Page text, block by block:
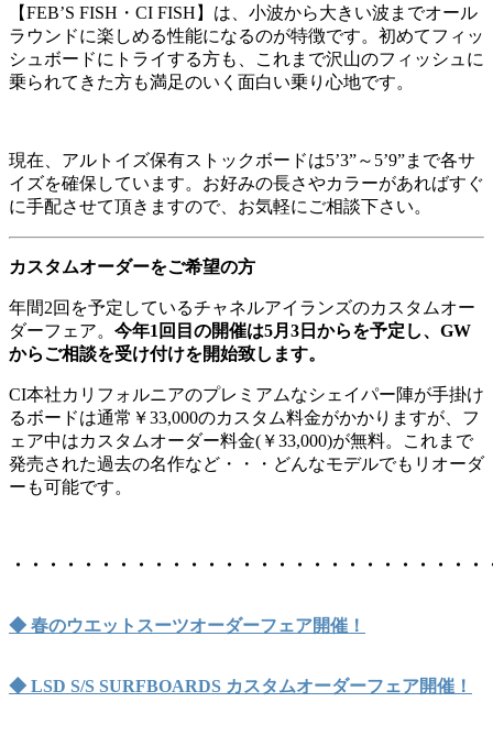
【FEB’S FISH・CI FISH】は、小波から大きい波までオール
ラウンドに楽しめる性能になるのが特徴です。初めてフィッ
シュボードにトライする方も、これまで沢山のフィッシュに
乗られてきた方も満足のいく面白い乗り心地です。
現在、アルトイズ保有ストックボードは5’3”～5’9”まで各サ
イズを確保しています。お好みの長さやカラーがあればすぐ
に手配させて頂きますので、お気軽にご相談下さい。
カスタムオーダーをご希望の方
年間2回を予定しているチャネルアイランズのカスタムオー
ダーフェア。 今年1回目の開催は5月3日からを予定し、GW
からご相談を受け付けを開始致します。
CI本社カリフォルニアのプレミアムなシェイパー陣が手掛け
るボードは通常￥33,000のカスタム料金がかかりますが、フ
ェア中はカスタムオーダー料金(￥33,000)が無料。これまで
発売された過去の名作など・・・どんなモデルでもリオーダ
ーも可能です。
・・・・・・・・・・・・・・・・・・・・・・・・・・
◆ 春のウエットスーツオーダーフェア開催！
◆ LSD S/S SURFBOARDS カスタムオーダーフェア開催！